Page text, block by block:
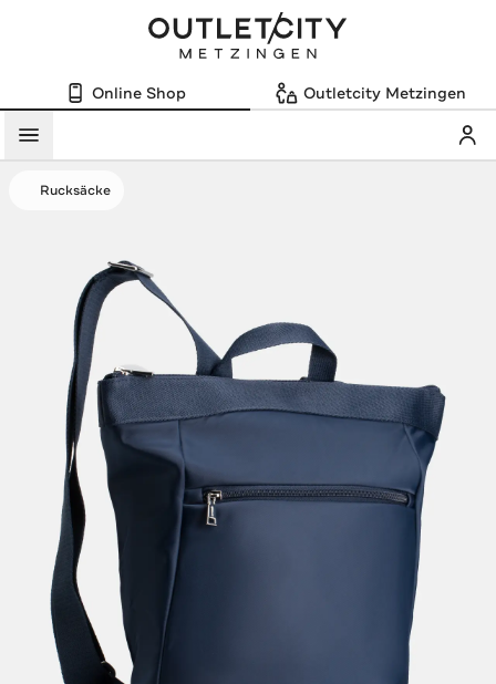
Online Shop Outletcity Metzingen
Menü
Rucksäcke